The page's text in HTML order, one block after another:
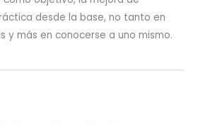
desde la base, no tanto en
y más en conocerse a uno mismo.